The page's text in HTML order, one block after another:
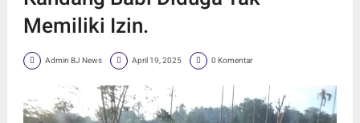
Memiliki Izin.
Admin BJ News April 19, 2025 0 Komentar